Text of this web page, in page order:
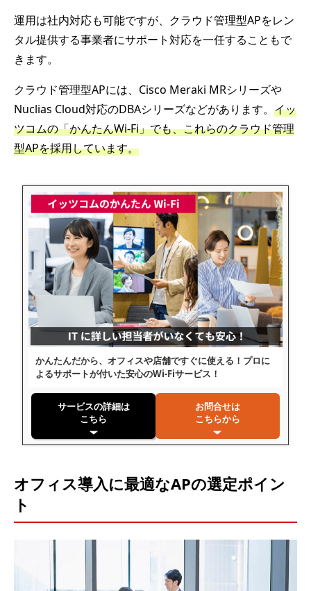
運用は社内対応も可能ですが、クラウド管理型APをレン
タル提供する事業者にサポート対応を一任することもで
きます。
クラウド管理型APには、Cisco Meraki MRシリーズや
Nuclias Cloud対応のDBAシリーズなどがあります。 イッ
ツコムの「かんたんWi-Fi」でも、これらのクラウド管理
型APを採用しています。
かんたんだから、オフィスや店舗ですぐに使える！プロに
よるサポートが付いた安心のWi-Fiサービス！
サービスの詳細は
こちら
お問合せは
こちらから
オフィス導入に最適なAPの選定ポイン
ト